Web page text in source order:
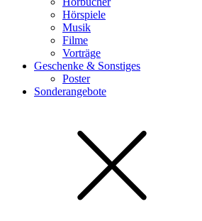
Hörspiele
Musik
Filme
Vorträge
Geschenke & Sonstiges
Poster
Sonderangebote